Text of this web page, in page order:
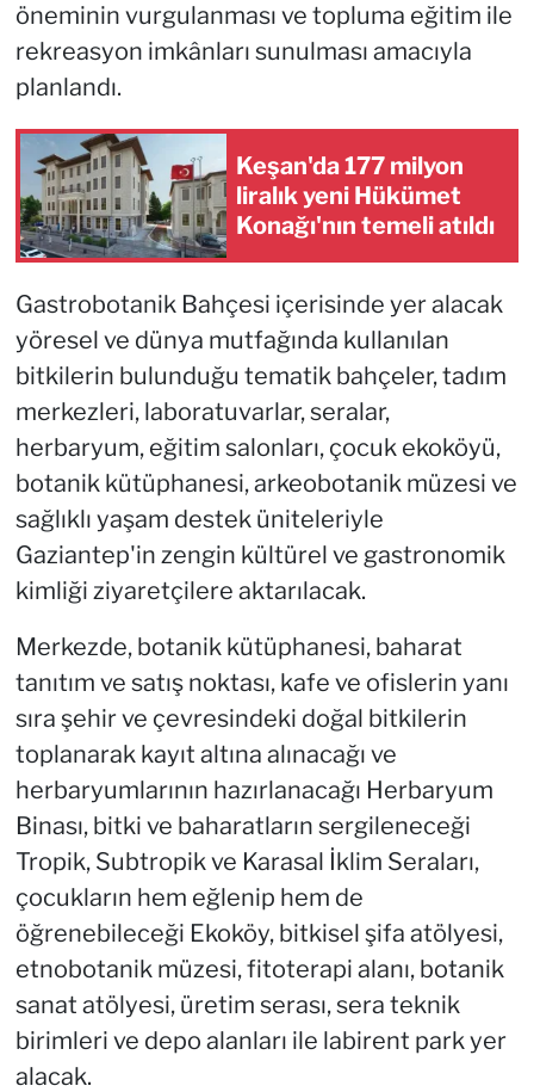
öneminin vurgulanması ve topluma eğitim ile
rekreasyon imkânları sunulması amacıyla
planlandı.
Keşan'da 177 milyon
liralık yeni Hükümet
Konağı'nın temeli atıldı
Gastrobotanik Bahçesi içerisinde yer alacak
yöresel ve dünya mutfağında kullanılan
bitkilerin bulunduğu tematik bahçeler, tadım
merkezleri, laboratuvarlar, seralar,
herbaryum, eğitim salonları, çocuk ekoköyü,
botanik kütüphanesi, arkeobotanik müzesi ve
sağlıklı yaşam destek üniteleriyle
Gaziantep'in zengin kültürel ve gastronomik
kimliği ziyaretçilere aktarılacak.
Merkezde, botanik kütüphanesi, baharat
tanıtım ve satış noktası, kafe ve ofislerin yanı
sıra şehir ve çevresindeki doğal bitkilerin
toplanarak kayıt altına alınacağı ve
herbaryumlarının hazırlanacağı Herbaryum
Binası, bitki ve baharatların sergileneceği
Tropik, Subtropik ve Karasal İklim Seraları,
çocukların hem eğlenip hem de
öğrenebileceği Ekoköy, bitkisel şifa atölyesi,
etnobotanik müzesi, fitoterapi alanı, botanik
sanat atölyesi, üretim serası, sera teknik
birimleri ve depo alanları ile labirent park yer
alacak.